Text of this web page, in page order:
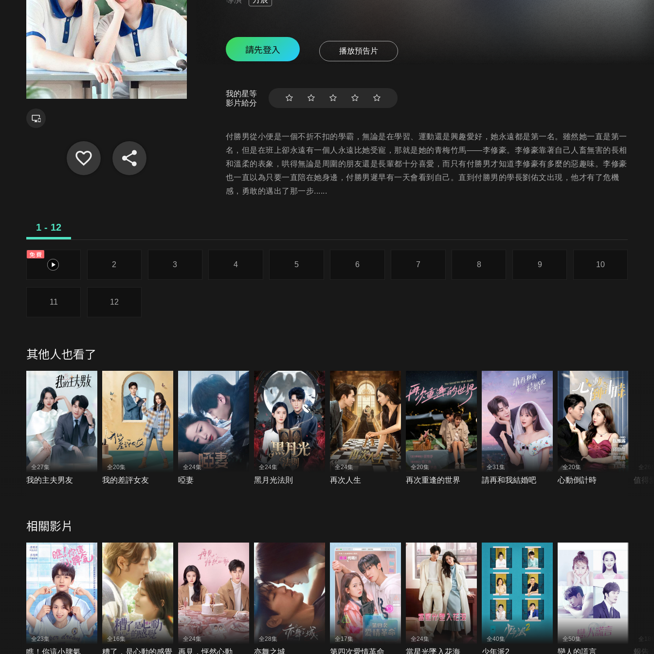
請先登入 播放預告片
我的星等
影片給分
付勝男從小便是一個不折不扣的學霸，無論是在學習、運動還是興趣愛好，她永遠都是第一名。雖然她一直是第一
名，但是在班上卻永遠有一個人永遠比她受寵，那就是她的青梅竹馬——李修豪。李修豪靠著自己人畜無害的長相
和溫柔的表象，哄得無論是周圍的朋友還是長輩都十分喜愛，而只有付勝男才知道李修豪有多麼的惡趣味。李修豪
也一直以為只要一直陪在她身邊，付勝男遲早有一天會看到自己。直到付勝男的學長劉佑文出現，他才有了危機
感，勇敢的邁出了那一步......
1 - 12
免費
1
2 3 4 5 6 7 8 9 10
11 12
其他人也看了
全27集
我的主夫男友
全20集
我的差評女友
全24集
啞妻
全24集
黑月光法則
全24集
再次人生
全20集
再次重逢的世界
全31集
請再和我結婚吧
全20集
心動倒計時
全26
值得
相關影片
全23集
瞧！你這小脾氣
全16集
糟了，是心動的感覺
全24集
再見，怦然心動
全28集
亦舞之城
全17集
第四次愛情革命
全24集
當星光墜入花海
全40集
少年派2
全50集
戀人的謊言
全18
報告